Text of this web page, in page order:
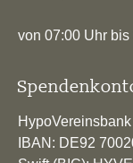
von 07:00 Uhr
IBAN: DE92